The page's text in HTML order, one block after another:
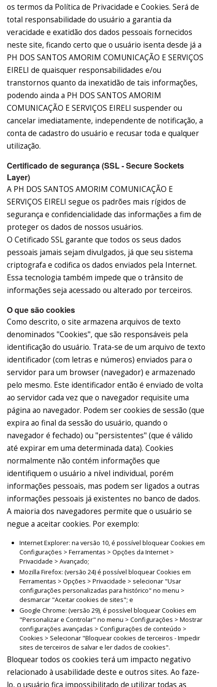
os termos da Política de Privacidade e Cookies. Será de
total responsabilidade do usuário a garantia da
veracidade e exatidão dos dados pessoais fornecidos
neste site, ficando certo que o usuário isenta desde já a
PH DOS SANTOS AMORIM COMUNICAÇÃO E SERVIÇOS
EIRELI de quaisquer responsabilidades e/ou
transtornos quanto da inexatidão de tais informações,
podendo ainda a PH DOS SANTOS AMORIM
COMUNICAÇÃO E SERVIÇOS EIRELI suspender ou
cancelar imediatamente, independente de notificação, a
conta de cadastro do usuário e recusar toda e qualquer
utilização.
Certificado de segurança (SSL - Secure Sockets
Layer)
A PH DOS SANTOS AMORIM COMUNICAÇÃO E
SERVIÇOS EIRELI segue os padrões mais rígidos de
segurança e confidencialidade das informações a fim de
proteger os dados de nossos usuários.
O Cetificado SSL garante que todos os seus dados
pessoais jamais sejam divulgados, já que seu sistema
criptografa e codifica os dados enviados pela Internet.
Essa tecnologia também impede que o trânsito de
informações seja acessado ou alterado por terceiros.
O que são cookies
Como descrito, o site armazena arquivos de texto
denominados "Cookies", que são responsáveis pela
identificação do usuário. Trata-se de um arquivo de texto
identificador (com letras e números) enviados para o
servidor para um browser (navegador) e armazenado
pelo mesmo. Este identificador então é enviado de volta
ao servidor cada vez que o navegador requisite uma
página ao navegador. Podem ser cookies de sessão (que
expira ao final da sessão do usuário, quando o
navegador é fechado) ou "persistentes" (que é válido
até expirar em uma determinada data). Cookies
normalmente não contém informações que
identifiquem o usuário a nível individual, porém
informações pessoais, mas podem ser ligados a outras
informações pessoais já existentes no banco de dados.
A maioria dos navegadores permite que o usuário se
negue a aceitar cookies. Por exemplo:
Internet Explorer: na versão 10, é possível bloquear Cookies em
Configurações > Ferramentas > Opções da Internet >
Privacidade > Avançado;
Mozilla Firefox: (versão 24) é possível bloquear Cookies em
Ferramentas > Opções > Privacidade > selecionar "Usar
configurações personalizadas para histórico" no menu >
desmarcar "Aceitar cookies de sites"; e
Google Chrome: (versão 29), é possível bloquear Cookies em
"Personalizar e Controlar" no menu > Configurações > Mostrar
configurações avançadas > Configurações de conteúdo >
Cookies > Selecionar "Bloquear cookies de terceiros - Impedir
sites de terceiros de salvar e ler dados de cookies".
Bloquear todos os cookies terá um impacto negativo
relacionado à usabilidade deste e outros sites. Ao faze-